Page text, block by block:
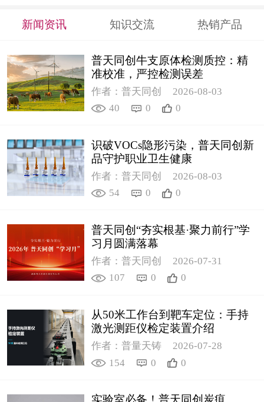
新闻资讯 知识交流 热销产品
普天同创牛支原体检测质控：精
准校准，严控检测误差
作者：普天同创
2026-08-03
40
0 0
识破VOCs隐形污染，普天同创新
品守护职业卫生健康
作者：普天同创
2026-08-03
54
0 0
普天同创“夯实根基·聚力前行”学
习月圆满落幕
作者：普天同创
2026-07-31
107
0 0
从50米工作台到靶车定位：手持
激光测距仪检定装置介绍
作者：普量天铸
2026-07-28
154
0 0